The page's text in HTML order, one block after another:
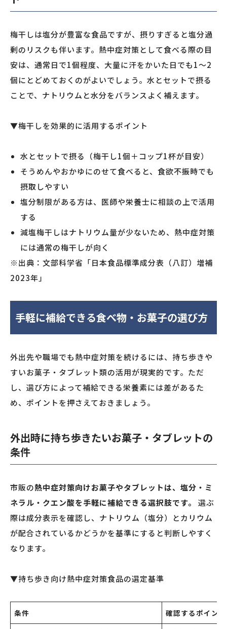
梅干しは塩分が豊富な食品ですが、摂りすぎると塩分過
剰のリスクも伴います。熱中症対策として食べる際の目
安は、通常日で1個程度、大量に汗をかいた日でも1〜2
個にとどめておくのがよいでしょう。水とセットで摂る
ことで、ナトリウムと水分をバランスよく補えます。
▼梅干しを効果的に活用するポイント
水とセットで摂る（梅干し1個＋コップ1杯が目安）
そうめんやおかゆにのせて食べると、食欲不振時でも
摂取しやすい
塩分制限がある方は、医師や栄養士に相談の上で活用
する
減塩梅干しはナトリウム量が少ないため、熱中症対策
には通常の梅干しが向く
※出典：文部科学省「日本食品標準成分表（八訂）増補
2023年」
手軽に補給できる食べ物・お菓子の選び方
外出先や職場でも熱中症対策を続けるには、持ち歩きや
すいお菓子・タブレット類の活用が現実的です。ただ
し、選び方によって補給できる栄養素には差があるた
め、ポイントを押さえておきましょう。
外出時に持ち歩きたいお菓子・タブレットの
条件
市販の熱中症対策向けお菓子やタブレットは、塩分・ミ
ネラル・クエン酸を手軽に補給できる選択肢です。
選ぶ
際は成分表示を確認し、ナトリウム（塩分）とカリウム
が配合されているかどうかを基準にすると判断しやすく
なります。
▼持ち歩き向け熱中症対策食品の選定基準
条件 確認するポイント